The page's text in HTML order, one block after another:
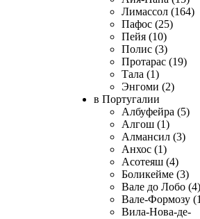
Лимассол (164)
Пафос (25)
Пейя (10)
Полис (3)
Протарас (19)
Тала (1)
Энгоми (2)
в Португалии
Албуфейра (5)
Алгош (1)
Алмансил (3)
Анхос (1)
Асотеяш (4)
Боликейме (3)
Вале до Лобо (4)
Вале-Формозу
Вила-Нова-де-